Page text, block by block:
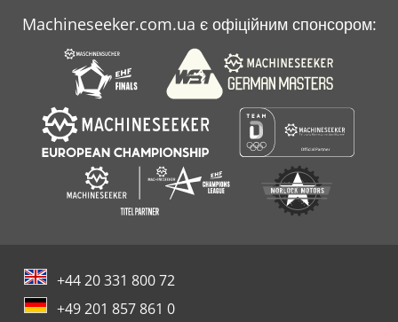
Machineseeker.com.ua є офіційним спонсором:
+44 20 331 800 72
+49 201 857 861 0